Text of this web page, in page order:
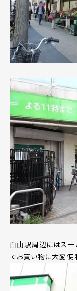
白山駅周辺にはスー
でお買い物に大変便